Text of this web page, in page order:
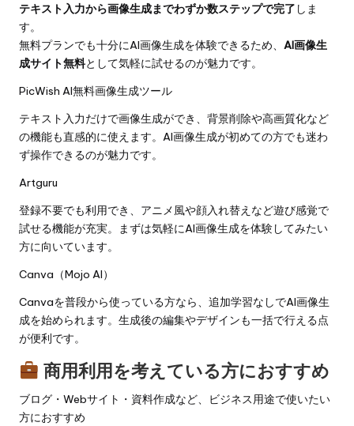
テキスト入力から画像生成までわずか数ステップで完了 しま
す。
無料プランでも十分にAI画像生成を体験できるため、 AI画像生
成サイト無料として気軽に試せるのが魅力です。
PicWish AI無料画像生成ツール
テキスト入力だけで画像生成ができ、背景削除や高画質化など
の機能も直感的に使えます。AI画像生成が初めての方でも迷わ
ず操作できるのが魅力です。
Artguru
登録不要でも利用でき、アニメ風や顔入れ替えなど遊び感覚で
試せる機能が充実。まずは気軽にAI画像生成を体験してみたい
方に向いています。
Canva（Mojo AI）
Canvaを普段から使っている方なら、追加学習なしでAI画像生
成を始められます。生成後の編集やデザインも一括で行える点
が便利です。
商用利用を考えている方におすすめ
ブログ・Webサイト・資料作成など、ビジネス用途で使いたい
方におすすめ